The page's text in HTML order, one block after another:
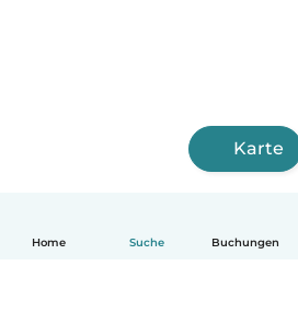
Home Suche Buchungen
Karte